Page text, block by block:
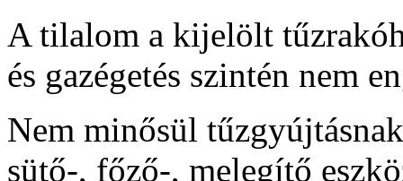
A tilalom a kijelölt
és gazégetés szintén nem
Nem minősül
sütő-, főző-, melegítő